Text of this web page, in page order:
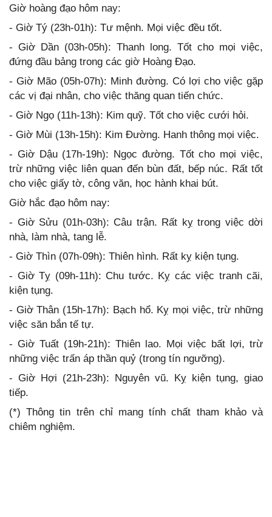
Giờ hoàng đạo hôm nay:
- Giờ Tý (23h-01h): Tư mệnh. Mọi việc đều tốt.
- Giờ Dần (03h-05h): Thanh long. Tốt cho mọi việc,
đứng đầu bảng trong các giờ Hoàng Đạo.
- Giờ Mão (05h-07h): Minh đường. Có lợi cho việc gặp
các vị đại nhân, cho việc thăng quan tiến chức.
- Giờ Ngọ (11h-13h): Kim quỹ. Tốt cho việc cưới hỏi.
- Giờ Mùi (13h-15h): Kim Đường. Hanh thông mọi việc.
- Giờ Dậu (17h-19h): Ngọc đường. Tốt cho mọi việc,
trừ những việc liên quan đến bùn đất, bếp núc. Rất tốt
cho việc giấy tờ, công văn, học hành khai bút.
Giờ hắc đạo hôm nay:
- Giờ Sửu (01h-03h): Câu trận. Rất kỵ trong việc dời
nhà, làm nhà, tang lễ.
- Giờ Thìn (07h-09h): Thiên hình. Rất kỵ kiện tụng.
- Giờ Tỵ (09h-11h): Chu tước. Kỵ các việc tranh cãi,
kiện tụng.
- Giờ Thân (15h-17h): Bạch hổ. Kỵ mọi việc, trừ những
việc săn bắn tế tự.
- Giờ Tuất (19h-21h): Thiên lao. Mọi việc bất lợi, trừ
những việc trấn áp thần quỷ (trong tín ngưỡng).
- Giờ Hợi (21h-23h): Nguyên vũ. Kỵ kiện tụng, giao
tiếp.
(*) Thông tin trên chỉ mang tính chất tham khảo và
chiêm nghiệm.